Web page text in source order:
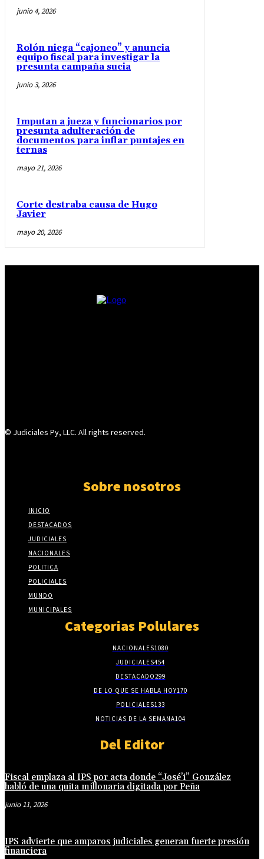
junio 4, 2026
Rolón niega “cajoneo” y anuncia
equipo fiscal para investigar la
presunta campaña sucia
junio 3, 2026
Imputan a jueza y funcionarios por
presunta adulteración de
documentos para inflar puntajes en
ternas
mayo 21, 2026
Corte destraba causa de Hugo
Javier
mayo 20, 2026
© Judiciales Py, LLC. All rights reserved.
Sobre nosotros
INICIO
DESTACADOS
JUDICIALES
NACIONALES
POLITICA
POLICIALES
MUNDO
MUNICIPALES
Categorias Polulares
NACIONALES1080
JUDICIALES454
DESTACADO299
DE LO QUE SE HABLA HOY170
POLICIALES133
NOTICIAS DE LA SEMANA104
Del Editor
Fiscal emplaza al IPS por acta donde “José’i” González
habló de una quita millonaria digitada por Peña
junio 11, 2026
IPS advierte que amparos judiciales generan fuerte presión
financiera